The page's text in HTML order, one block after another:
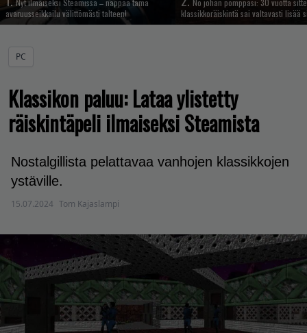
avaruusseikkailu välittömästi talteen!
klassikkoräiskintä sai valtavasti lisää
PC
Klassikon paluu: Lataa ylistetty
räiskintäpeli ilmaiseksi Steamista
Nostalgillista pelattavaa vanhojen klassikkojen
ystäville.
15.07.2024 Tom Kajaslampi